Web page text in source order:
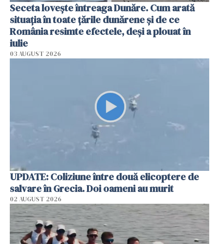
Seceta lovește întreaga Dunăre. Cum arată
situația în toate țările dunărene și de ce
România resimte efectele, deși a plouat în
iulie
03 AUGUST 2026
UPDATE: Coliziune între două elicoptere de
salvare în Grecia. Doi oameni au murit
02 AUGUST 2026